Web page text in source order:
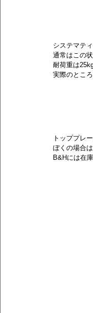
システマテ
通常はこの
耐荷重は
実際のとこ
トッププレ
ぼくの場合
B&Hには在